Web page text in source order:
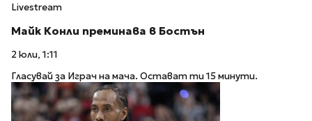
Livestream
Майк Конли преминава в Бостън
2 юли, 1:11
Гласувай за Играч на мача. Остават ти 15 минути.